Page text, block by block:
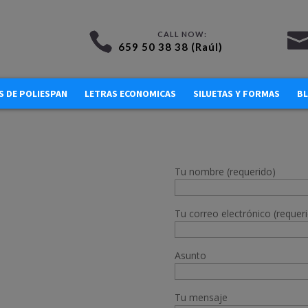
659 50 38 38 (Raúl)
DE POLIESPAN LETRAS ECONOMICAS SILUETAS Y FORMAS
Tu nombre (requerido)
Tu correo electrónico
Asunto
Tu mensaje